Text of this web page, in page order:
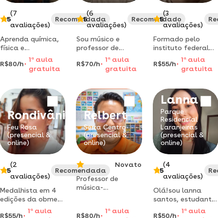
5
(7
avaliações)
Recomendada
Aprenda química,
física e
matemática com
método fácil,
resolvendo
dificuldade.
R$80/h
1 aaula
gratuita
5
(6
avaliações)
Recomendado
Sou músico e
professor de
bateria, com
quase 20 anos de
experiência na
vários bateristas,
atuei com vários
nomes da música
gospel capixaba, e
atualmente estou
formando em
bacharel em mú
R$70/h
1 a aula
gratuita
5
(3
avaliações)
Formado pelo
instituto federal
do espírito santo,
há mais de 4 anos
atendendo no
na área das
exatas, a dizer,
matemática.
atendendo com
flexibilidade de
horários.
R$55/h
1 aaula
gratuita
Rondivânia
Feu Rosa
(presencial &
online)
5
(2
avaliações)
Recomendada
Medalhista em 4
edições da obmep
(olimpíada
R$55/h
1 aaula
Relbert
Serra Centro
(presencial &
online)
Novato
Professor de
música-
das notas. teclado
R$80/h
1 a aula
Lanna
Parque
Residencial
Laranjeiras
(presencial &
online)
5
(4
avaliações)
Olá!sou lanna
santos, estudante
do 3° período de
R$50/h
1 aaula